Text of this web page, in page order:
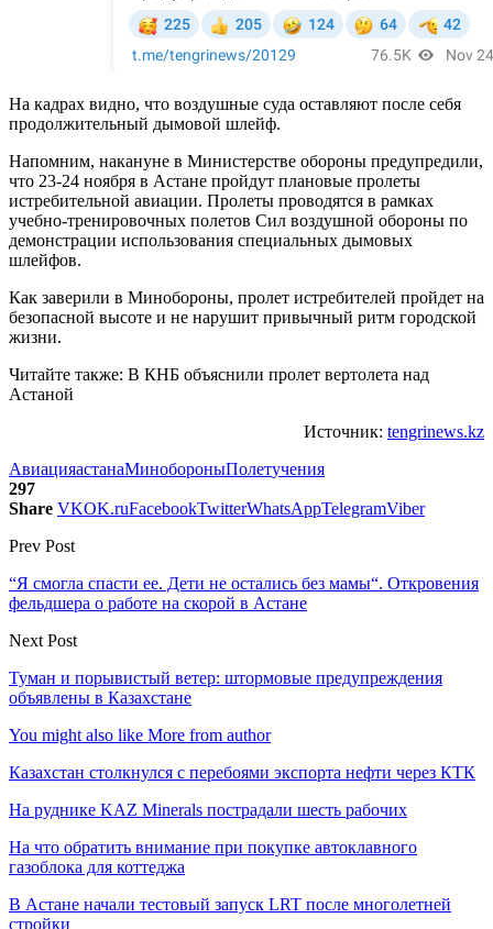
На кадрах видно, что воздушные суда оставляют после себя
продолжительный дымовой шлейф.
Напомним, накануне в Министерстве обороны предупредили,
что 23-24 ноября в Астане пройдут плановые пролеты
истребительной авиации. Пролеты проводятся в рамках
учебно-тренировочных полетов Сил воздушной обороны по
демонстрации использования специальных дымовых
шлейфов.
Как заверили в Минобороны, пролет истребителей пройдет на
безопасной высоте и не нарушит привычный ритм городской
жизни.
Читайте также: В КНБ объяснили пролет вертолета над
Астаной
Источник: tengrinews.kz
АвиацияастанаМинобороныПолетучения
297
Share VKOK.ruFacebookTwitterWhatsAppTelegramViber
Prev Post
“Я смогла спасти ее. Дети не остались без мамы“. Откровения
фельдшера о работе на скорой в Астане
Next Post
Туман и порывистый ветер: штормовые предупреждения
объявлены в Казахстане
You might also like More from author
Казахстан столкнулся с перебоями экспорта нефти через КТК
На руднике KAZ Minerals пострадали шесть рабочих
На что обратить внимание при покупке автоклавного
газоблока для коттеджа
В Астане начали тестовый запуск LRT после многолетней
стройки